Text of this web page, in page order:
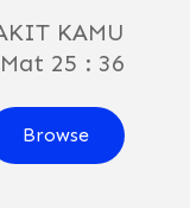
KAMU
25 : 36
Browse